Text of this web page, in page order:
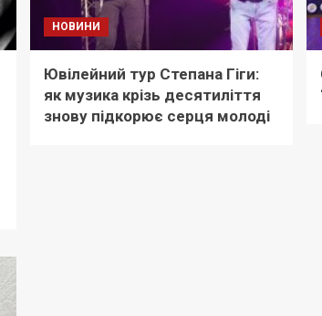
НОВИНИ
Ювілейний тур Степана Гіги:
як музика крізь десятиліття
знову підкорює серця молоді